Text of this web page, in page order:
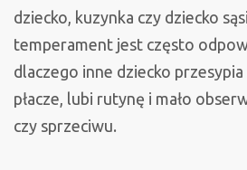
dziecko, kuzynka czy dziecko
temperament jest często
dlaczego inne dziecko przesypia
płacze, lubi rutynę i mało
czy sprzeciwu.